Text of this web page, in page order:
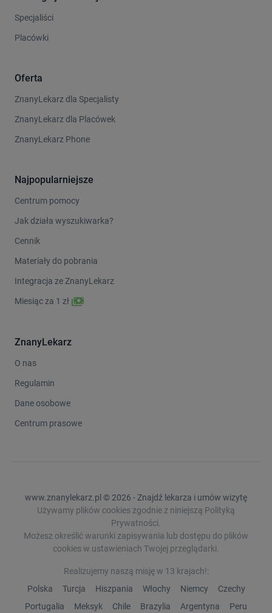
Specjaliści
Placówki
Oferta
ZnanyLekarz dla Specjalisty
ZnanyLekarz dla Placówek
ZnanyLekarz Phone
Najpopularniejsze
Centrum pomocy
Jak działa wyszukiwarka?
Cennik
Materiały do pobrania
Integracja ze ZnanyLekarz
Miesiąc za 1 zł
ZnanyLekarz
O nas
Regulamin
Dane osobowe
Centrum prasowe
www.znanylekarz.pl © 2026 - Znajdź lekarza i umów wizytę
Używamy plików cookies zgodnie z niniejszą Polityką
Prywatności.
Możesz określić warunki zapisywania lub dostępu do plików
cookies w ustawieniach Twojej przeglądarki.
Realizujemy naszą misję w 13 krajach!:
Polska
Turcja Hiszpania Włochy Niemcy
Czechy
Portugalia
Meksyk Chile Brazylia Argentyna Peru